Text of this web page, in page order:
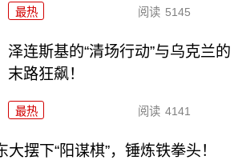
最热 阅读 5145
泽连斯基的“清场行动”与乌克兰的
末路狂飙！
最热 阅读 4141
摆下“阳谋棋”，锤炼铁拳头！